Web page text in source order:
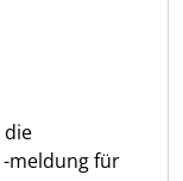
meldung für